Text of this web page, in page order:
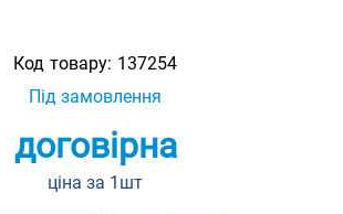
Код товару: 137254
Під замовлення
договірна
ціна за 1шт